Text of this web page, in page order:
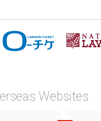
Websites